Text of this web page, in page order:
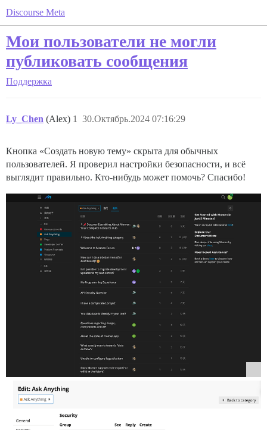
Discourse Meta
Мои пользователи не могли
публиковать сообщения
Поддержка
Ly_Chen (Alex) 30.Октябрь.2024 07:16:29
1
Кнопка «Создать новую тему» скрыта для обычных
пользователей. Я проверил настройки безопасности, и всё
выглядит правильно. Кто-нибудь может помочь? Спасибо!